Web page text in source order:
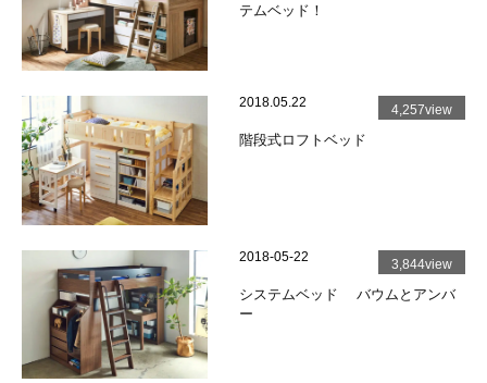
テムベッド！
4,257view
2018.05.22
階段式ロフトベッド
3,844view
2018-05-22
システムベッド バウムとアンバ
ー